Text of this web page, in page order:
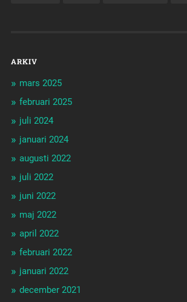
ARKIV
mars 2025
februari 2025
juli 2024
januari 2024
augusti 2022
juli 2022
juni 2022
maj 2022
april 2022
februari 2022
januari 2022
december 2021